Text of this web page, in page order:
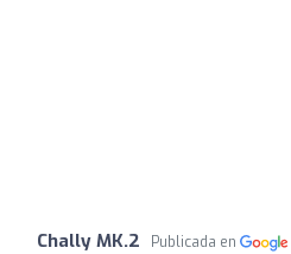
Chally MK.2 Publicada en